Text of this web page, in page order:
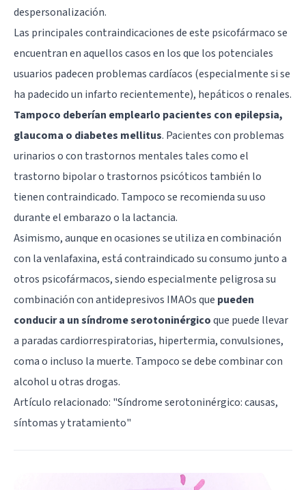
despersonalización.
Las principales contraindicaciones de este psicofármaco se
encuentran en aquellos casos en los que los potenciales
usuarios padecen problemas cardíacos (especialmente si se
ha padecido un infarto recientemente), hepáticos o renales.
Tampoco deberían emplearlo pacientes con epilepsia,
glaucoma o diabetes mellitus. Pacientes con problemas
urinarios o con trastornos mentales tales como el
trastorno bipolar o trastornos psicóticos también lo
tienen contraindicado. Tampoco se recomienda su uso
durante el embarazo o la lactancia.
Asimismo, aunque en ocasiones se utiliza en combinación
con la venlafaxina, está contraindicado su consumo junto a
otros psicofármacos, siendo especialmente peligrosa su
combinación con antidepresivos IMAOs que pueden
conducir a un síndrome serotoninérgicoque puede llevar
a paradas cardiorrespiratorias, hipertermia, convulsiones,
coma o incluso la muerte. Tampoco se debe combinar con
alcohol u otras drogas.
Artículo relacionado: "Síndrome serotoninérgico: causas,
síntomas y tratamiento"